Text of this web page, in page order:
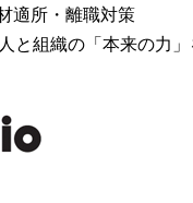
適所・離職対策
と組織の「本来の力」